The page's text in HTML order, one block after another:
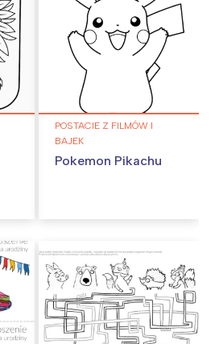
POSTACIE Z FILMÓW I
BAJEK
Pokemon Pikachu